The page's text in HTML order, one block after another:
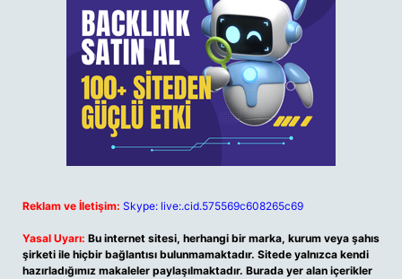
Reklam ve İletişim: Skype: live:.cid.575569c608265c69
Yasal Uyarı: Bu internet sitesi, herhangi bir marka, kurum veya şahıs
şirketi ile hiçbir bağlantısı bulunmamaktadır. Sitede yalnızca kendi
hazırladığımız makaleler paylaşılmaktadır. Burada yer alan içerikler